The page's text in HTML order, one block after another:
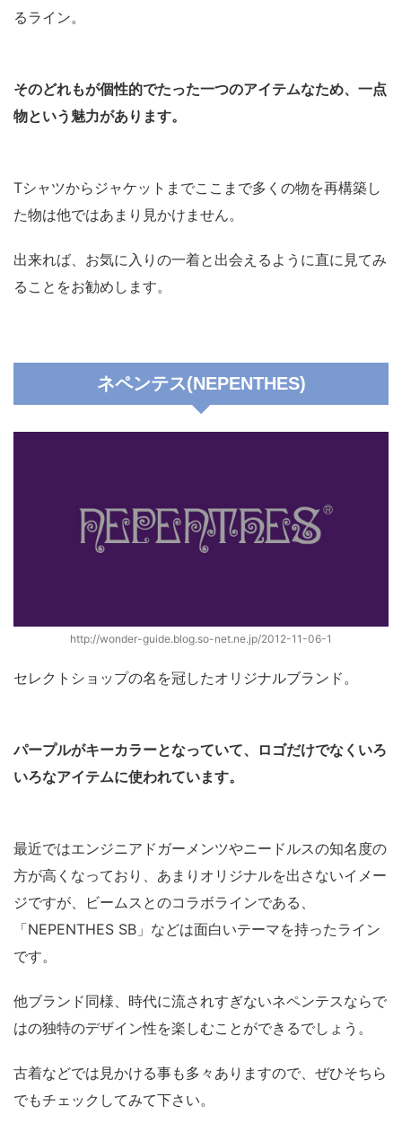
るライン。
そのどれもが個性的でたった一つのアイテムなため、一点
物という魅力があります。
Tシャツからジャケットまでここまで多くの物を再構築し
た物は他ではあまり見かけません。
出来れば、お気に入りの一着と出会えるように直に見てみ
ることをお勧めします。
ネペンテス(NEPENTHES)
http://wonder-guide.blog.so-net.ne.jp/2012-11-06-1
セレクトショップの名を冠したオリジナルブランド。
パープルがキーカラーとなっていて、ロゴだけでなくいろ
いろなアイテムに使われています。
最近ではエンジニアドガーメンツやニードルスの知名度の
方が高くなっており、あまりオリジナルを出さないイメー
ジですが、ビームスとのコラボラインである、
「NEPENTHES SB」などは面白いテーマを持ったライン
です。
他ブランド同様、時代に流されすぎないネペンテスならで
はの独特のデザイン性を楽しむことができるでしょう。
古着などでは見かける事も多々ありますので、ぜひそちら
でもチェックしてみて下さい。